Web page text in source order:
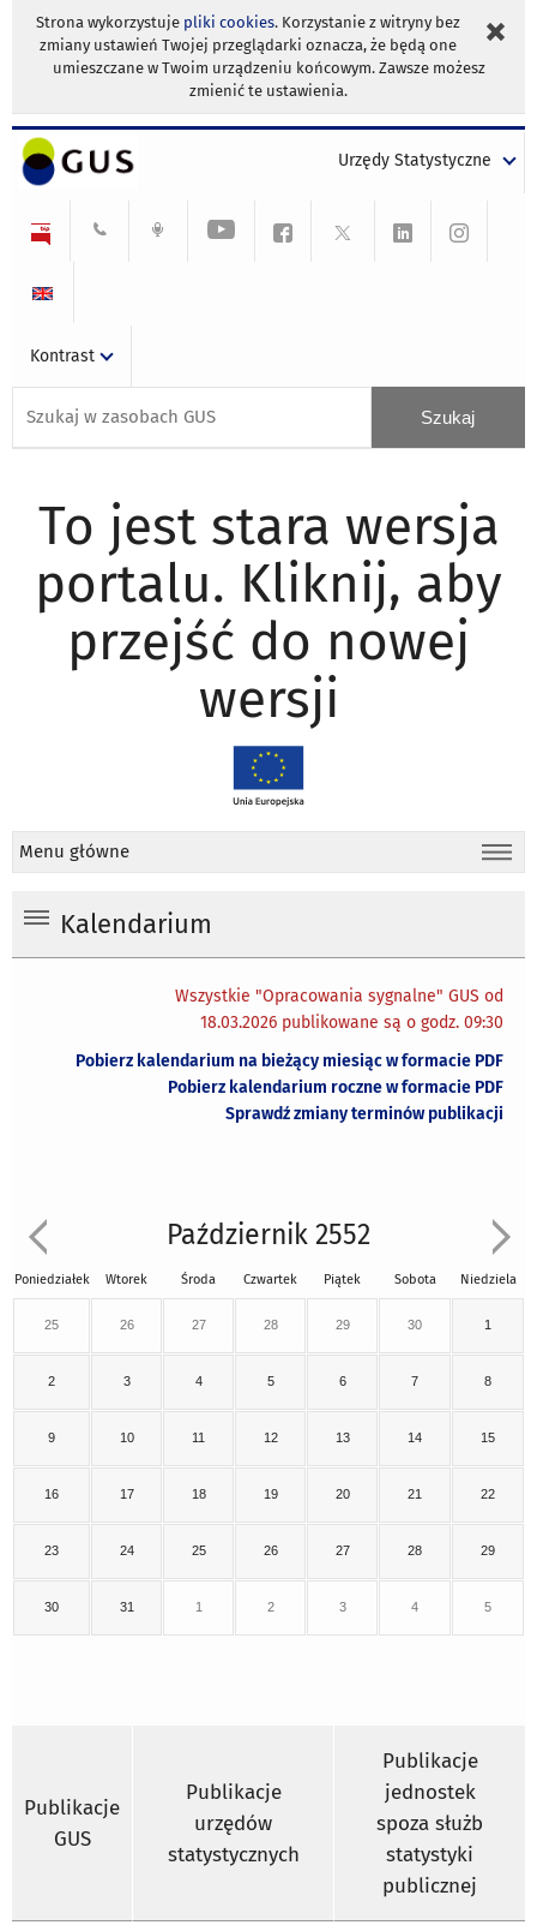
Strona wykorzystuje pliki cookies. Korzystanie z witryny bez
zmiany ustawień Twojej przeglądarki oznacza, że będą one
umieszczane w Twoim urządzeniu końcowym. Zawsze możesz
zmienić te ustawienia.
Urzędy Statystyczne
Kontrast
To jest stara wersja
portalu. Kliknij, aby
przejść do nowej
wersji
Menu główne
Kalendarium
Wszystkie "Opracowania sygnalne" GUS od
18.03.2026 publikowane są o godz. 09:30
Pobierz kalendarium na bieżący miesiąc w formacie PDF
Pobierz kalendarium roczne w formacie PDF
Sprawdź zmiany terminów publikacji
Październik 2552
Poniedziałek Wtorek Środa Czwartek Piątek Sobota Niedziela
25 26 27 28 29 30 1
2 3 4 5 6 7 8
9 10 11 12 13 14 15
16 17 18 19 20 21 22
23 24 25 26 27 28 29
30 31 1 2 3 4 5
Publikacje
GUS
Publikacje
urzędów
statystycznych
Publikacje
jednostek
spoza służb
statystyki
publicznej